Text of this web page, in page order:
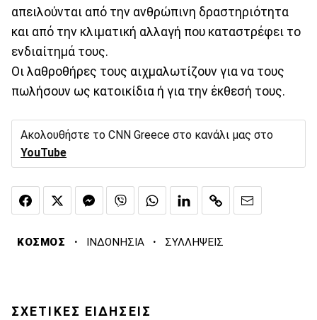
απειλούνται από την ανθρώπινη δραστηριότητα
και από την κλιματική αλλαγή που καταστρέφει το
ενδιαίτημά τους.
Οι λαθροθήρες τους αιχμαλωτίζουν για να τους
πωλήσουν ως κατοικίδια ή για την έκθεσή τους.
Ακολουθήστε το CNN Greece στο κανάλι μας στο
YouTube
ΚΟΣΜΟΣ · ΙΝΔΟΝΗΣΙΑ · ΣΥΛΛΗΨΕΙΣ
ΣΧΕΤΙΚΕΣ ΕΙΔΗΣΕΙΣ